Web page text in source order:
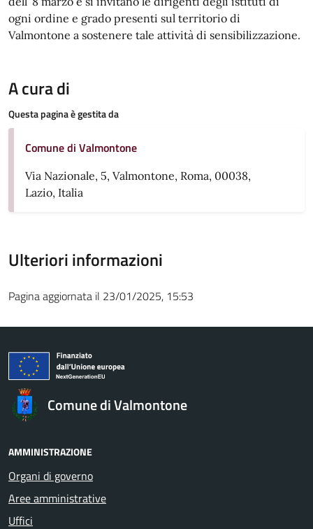
ogni ordine e grado presenti sul territorio di
Valmontone a sostenere tale attività di sensibilizzazione.
A cura di
Questa pagina è gestita da
Comune di Valmontone
Via Nazionale, 5, Valmontone, Roma, 00038,
Lazio, Italia
Ulteriori informazioni
Pagina aggiornata il 23/01/2025, 15:53
Comune di Valmontone
AMMINISTRAZIONE
Organi di governo
Aree amministrative
Uffici